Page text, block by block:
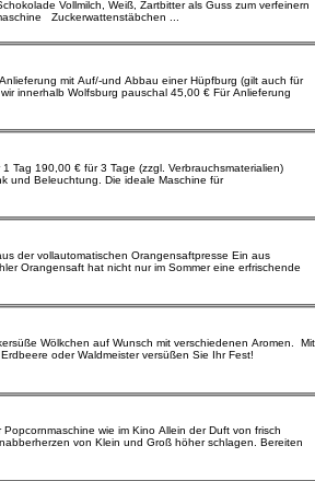
Zuckerwattenstäbchen ...
Wolfsburg pauschal 45,00 € Für Anlieferung
und Beleuchtung. Die ideale Maschine für
vollautomatischen Orangensaftpresse Ein aus
Orangensaft hat nicht nur im Sommer eine erfrischende
wie im Kino Allein der Duft von frisch
von Klein und Groß höher schlagen. Bereiten